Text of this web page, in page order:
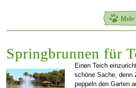
Springbrunnen für
Einen Teich
schöne Sache, denn
peppeln den Garten